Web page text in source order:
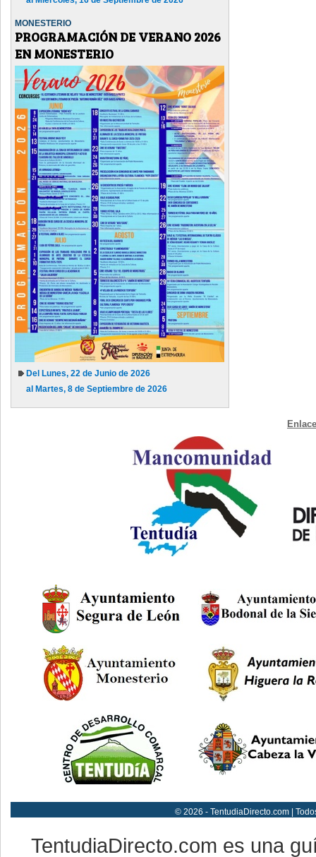
MONESTERIO
PROGRAMACIÓN DE VERANO 2026
EN MONESTERIO
Del Lunes, 22 de Junio de 2026
al Martes, 8 de Septiembre de 2026
© 2026 - TentudiaDirecto.com |
TentudiaDirecto.com es una